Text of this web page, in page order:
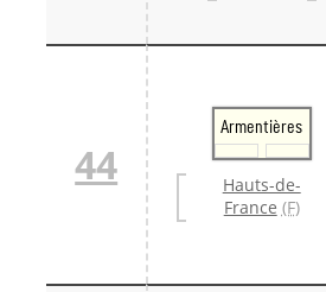
44
Armentières
Hauts-de-
France (F)